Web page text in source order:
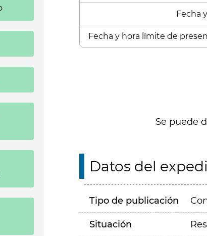
Fecha
Fecha y hora límite de
Se puede
Datos del
Tipo de publicación
Situación